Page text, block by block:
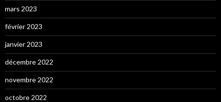
mars 2023
février 2023
janvier 2023
décembre 2022
novembre 2022
octobre 2022